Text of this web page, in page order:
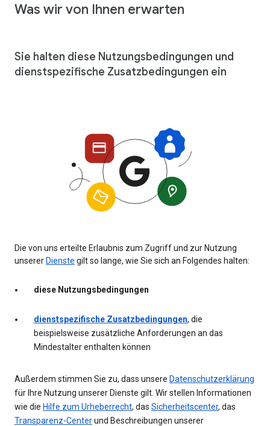
Was wir von Ihnen erwarten
Sie halten diese Nutzungsbedingungen und
dienstspezifische Zusatzbedingungen ein
Die von uns erteilte Erlaubnis zum Zugriff und zur Nutzung
unsererDienste gilt so lange, wie Sie sich an Folgendes halten:
diese Nutzungsbedingungen
dienstspezifische Zusatzbedingungen, die
beispielsweise zusätzliche Anforderungen an das
Mindestalter enthalten können
Außerdem stimmen Sie zu, dass unsere Datenschutzerklärung
für Ihre Nutzung unserer Dienste gilt. Wir stellen Informationen
wie die Hilfe zum Urheberrecht, das Sicherheitscenter, das
Transparenz-Centerund Beschreibungen unserer